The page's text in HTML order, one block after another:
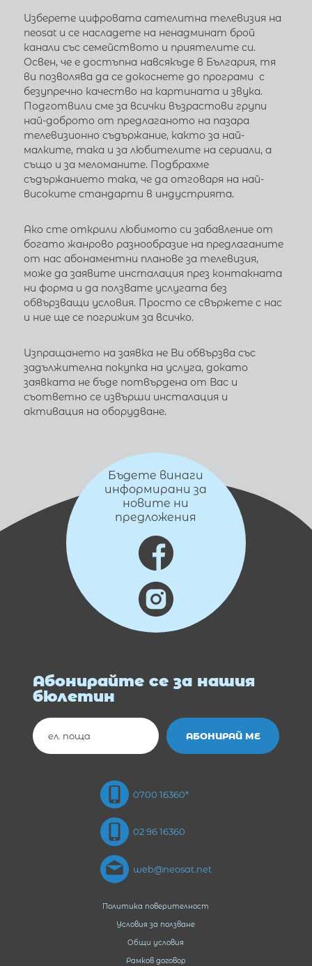
Изберете цифровата сателитна телевизия на
neosat и се насладете на ненадминат брой
канали със семейството и приятелите си.
Освен, че е достъпна навсякъде в България, тя
ви позволява да се докоснете до програми с
безупречно качество на картината и звука.
Подготвили сме за всички възрастови групи
най-доброто от предлаганото на пазара
телевизионно съдържание, както за най-
малките, така и за любителите на сериали, а
също и за меломаните. Подбрахме
съдържанието така, че да отговаря на най-
високите стандарти в индустрията.
Ако сте открили любимото си забавление от
богато жанрово разнообразие на предлаганите
от нас абонаментни планове за телевизия,
може да заявите инсталация през контакната
ни форма и да ползвате услугата без
обвързващи условия. Просто се свържете с нас
и ние ще се погрижим за всичко.
Изпращането на заявка не Ви обвързва със
задължителна покупка на услуга, докато
заявката не бъде потвърдена от Вас и
съответно се извърши инсталация и
активация на оборудване.
Бъдете винаги
информирани за
новите ни
предложения
Абонирайте се за нашия
бюлетин
0700 16360*
02 96 16360
web@neosat.net
Политика поверителност
Условия за ползване
Общи условия
Рамков договор